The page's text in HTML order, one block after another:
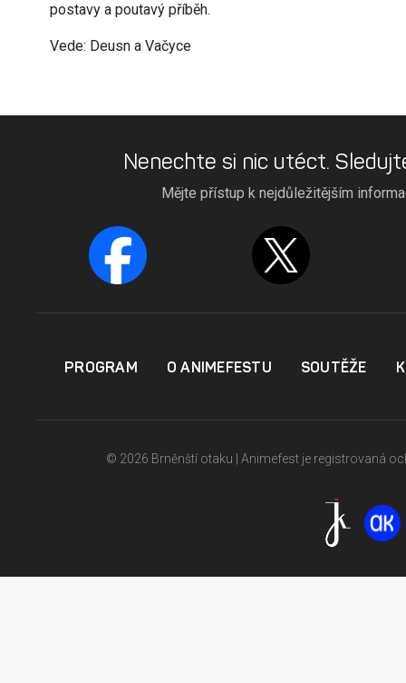
postavy a poutavý příběh.
Vede: Deusn a Vačyce
Nenechte si nic utéct.
Mějte přístup k nejdůležitějším
PROGRAM O ANIMEFESTU SOUTĚŽE
© 2026 Brněnští otaku | Animefest je registrovaná